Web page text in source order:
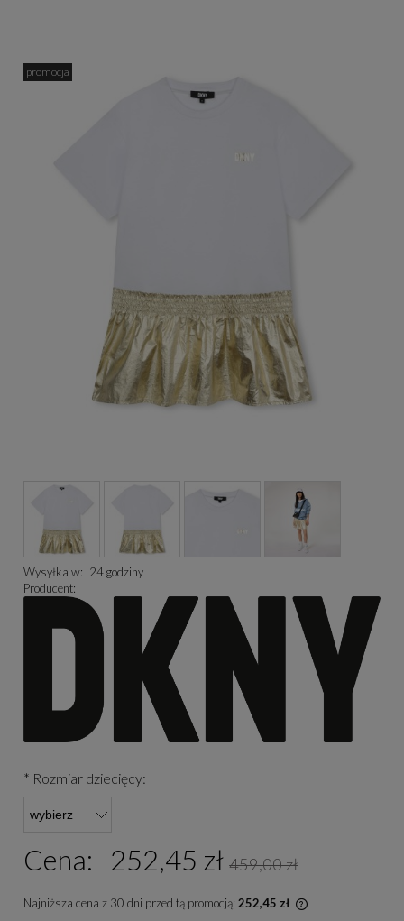
promocja
Wysyłka w: 24 godziny
Producent:
* Rozmiar dziecięcy:
Cena: 252,45 zł 459,00 zł
Najniższa cena z 30 dni przed tą promocją: 252,45 zł